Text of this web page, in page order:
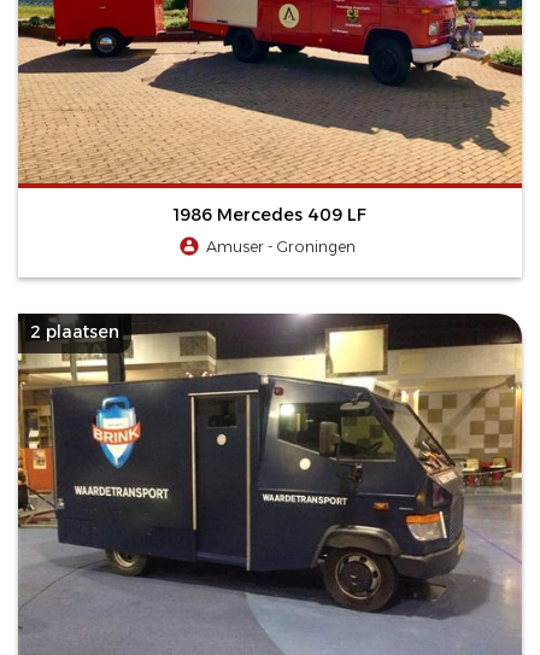
1986 Mercedes 409 LF
Amuser - Groningen
2 plaatsen